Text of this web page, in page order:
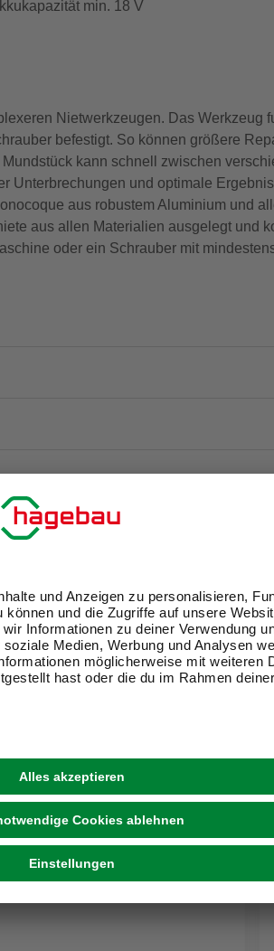
min. 18 V
Nietwerkzeugen. Das Werkzeug
befestigt. So können größere
kann schnell zwischen
Unterbrechungen und optimale
aus robustem Aluminium und
aus allen Materialien ausgelegt und
oder ein Schrauber mit